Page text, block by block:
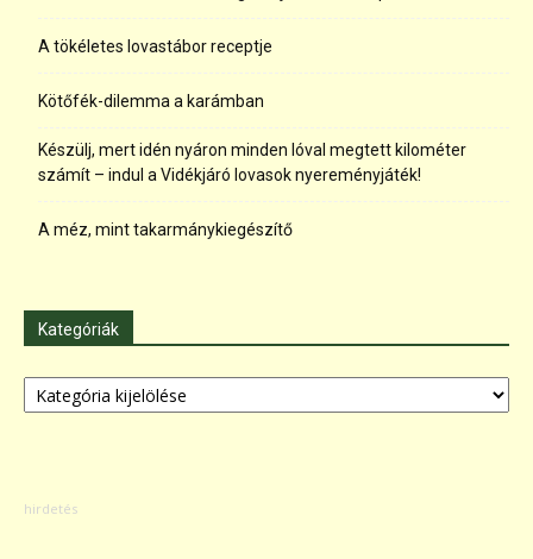
A tökéletes lovastábor receptje
Kötőfék-dilemma a karámban
Készülj, mert idén nyáron minden lóval megtett kilométer
számít – indul a Vidékjáró lovasok nyereményjáték!
A méz, mint takarmánykiegészítő
Kategóriák
Kategóriák